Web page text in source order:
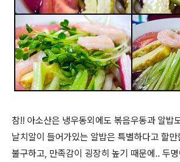
참!! 아소산은 냉우동외에도 볶음우동과 알밥
날치알이 들어가있는 알밥은 특별하다고 할
불구하고, 만족감이 굉장히 높기 때문에.. 두